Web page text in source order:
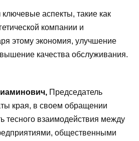
аспекты, такие как
компании и
этому экономия, улучшение
качества обслуживания.
Председатель
края, в своем обращении
тесного взаимодействия между
общественными